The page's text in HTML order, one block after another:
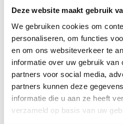
Deze website maakt gebruik
We gebruiken cookies om
personaliseren, om functies
en om ons websiteverkeer te
informatie over uw gebruik van
partners voor social media,
partners kunnen deze
informatie die u aan ze heeft
verzameld op basis van uw
daarna creëert het ook wel
mogelijkheden. ‘Als je als
gang bent, kun je ook
zegt Sevilay. “Zelf
weet uit eigen ervaring
hoe ze hun plek en draai